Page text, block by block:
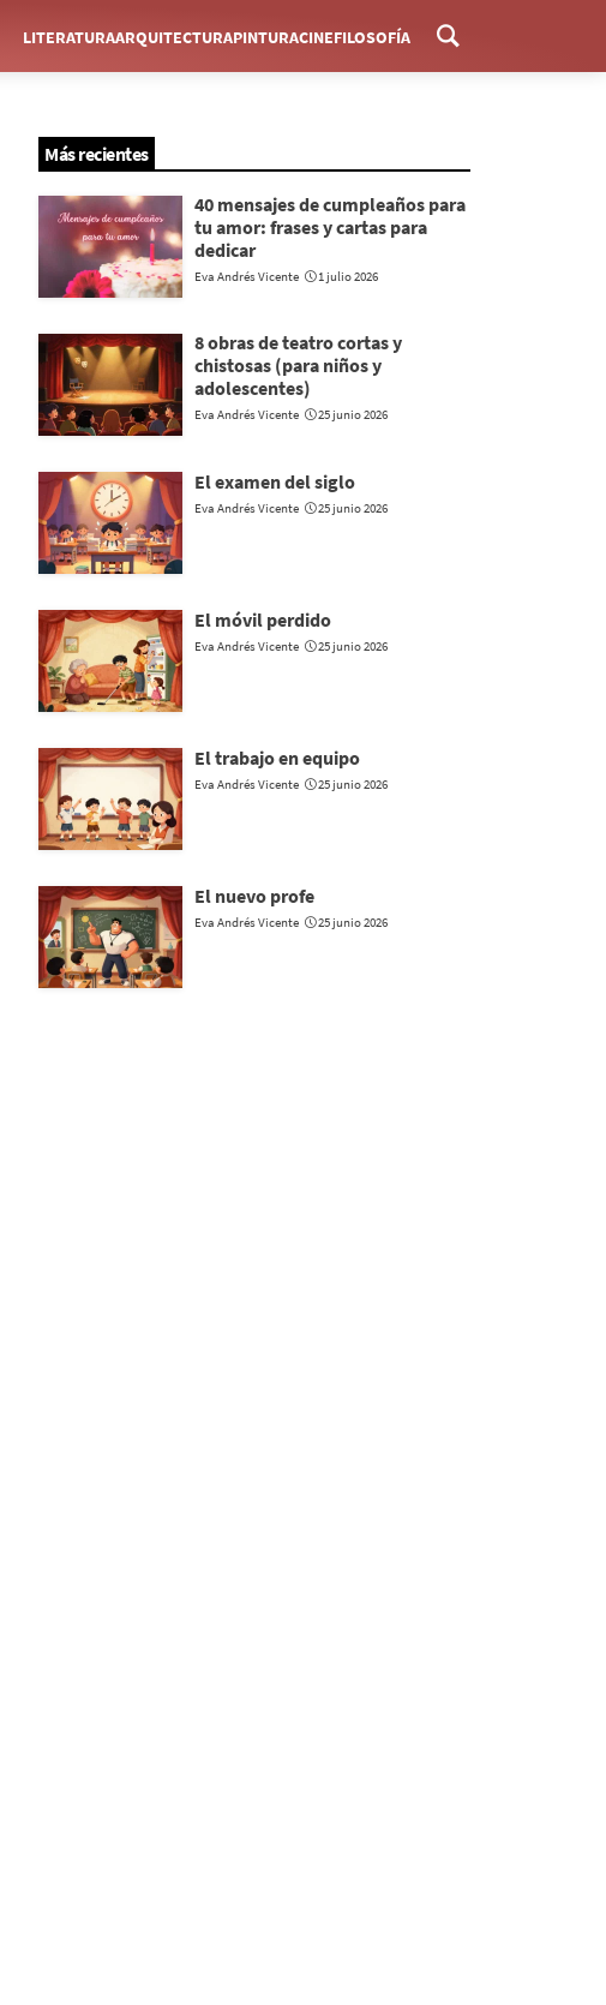
Menú
LITERATURAARQUITECTURAPINTURACINEFILOSOFÍA
Más recientes
40 mensajes de cumpleaños para
tu amor: frases y cartas para
dedicar
Eva Andrés Vicente 1 julio 2026
8 obras de teatro cortas y
chistosas (para niños y
adolescentes)
Eva Andrés Vicente 25 junio 2026
El examen del siglo
Eva Andrés Vicente 25 junio 2026
El móvil perdido
Eva Andrés Vicente 25 junio 2026
El trabajo en equipo
Eva Andrés Vicente 25 junio 2026
El nuevo profe
Eva Andrés Vicente 25 junio 2026